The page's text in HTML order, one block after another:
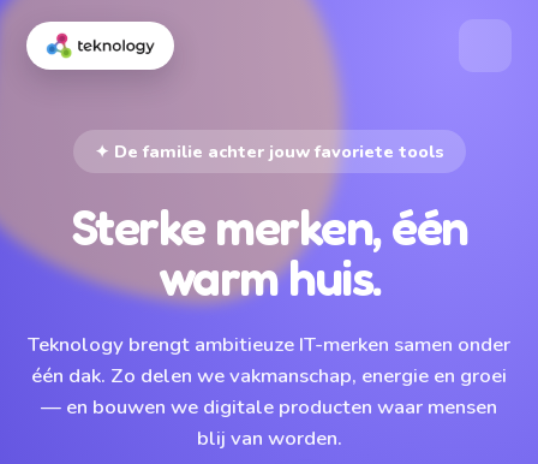
✦ De familie achter jouw favoriete tools
Sterke merken, één
warm huis.
Teknology brengt ambitieuze IT-merken samen onder
één dak. Zo delen we vakmanschap, energie en groei
— en bouwen we digitale producten waar mensen
blij van worden.